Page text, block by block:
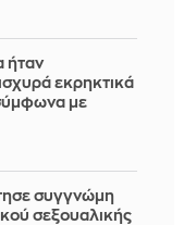
ήταν
εκρηκτικά
με
συγγνώμη
σεξουαλικής